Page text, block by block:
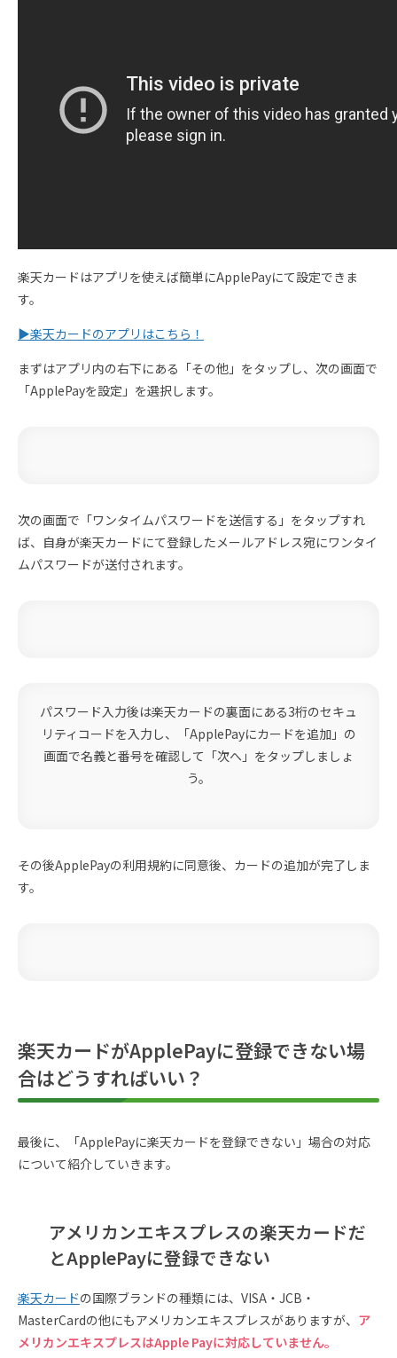
楽天カードはアプリを使えば簡単にApplePayにて設定できま
す。
▶︎楽天カードのアプリはこちら！
まずはアプリ内の右下にある「その他」をタップし、次の画面で
「ApplePayを設定」を選択します。
次の画面で「ワンタイムパスワードを送信する」をタップすれ
ば、自身が楽天カードにて登録したメールアドレス宛にワンタイ
ムパスワードが送付されます。
パスワード入力後は楽天カードの裏面にある3桁のセキュ
リティコードを入力し、「ApplePayにカードを追加」の
画面で名義と番号を確認して「次へ」をタップしましょ
う。
その後ApplePayの利用規約に同意後、カードの追加が完了しま
す。
楽天カードがApplePayに登録できない場
合はどうすればいい？
最後に、「ApplePayに楽天カードを登録できない」場合の対応
について紹介していきます。
アメリカンエキスプレスの楽天カードだ
とApplePayに登録できない
楽天カードの国際ブランドの種類には、VISA・JCB・
MasterCardの他にもアメリカンエキスプレスがありますが、 ア
メリカンエキスプレスはApple Payに対応していません。